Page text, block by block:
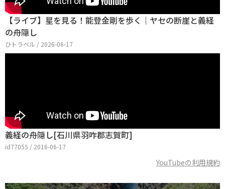
【ライブ】星を見る！能登金剛を歩く｜ヤセの断崖と義経
の舟隠し
ひトラベル / 2026-06-17
義経の舟隠し[石川県羽咋郡志賀町]
id77055 / 2016-06-17
YouTubeの利用規約